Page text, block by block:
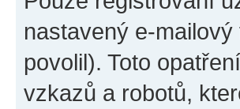
nastavený e-
povolil). Toto
vzkazů a robotů,